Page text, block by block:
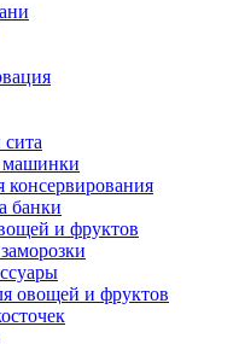
машинки
банки
и фруктов
овощей и фруктов